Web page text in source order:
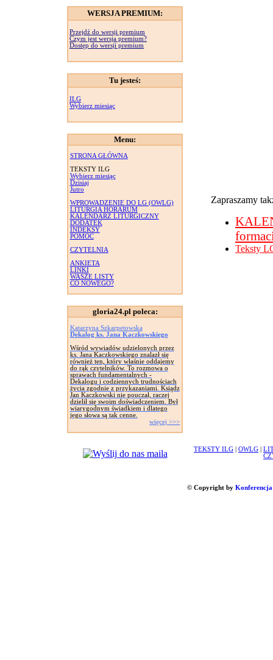
WERSJA PREMIUM:
Przejdź do wersji premium
Czym jest wersja premium?
Dostęp do wersji premium
Tu jesteś:
ILG
Wybierz miesiąc
Menu:
STRONA GŁÓWNA
TEKSTY ILG
Wybierz miesiąc
Dzisiaj
Jutro
WPROWADZENIE DO LG (OWLG)
LITURGIA HORARUM
KALENDARZ LITURGICZNY
DODATEK
INDEKSY
POMOC
CZYTELNIA
ANKIETA
LINKI
WASZE LISTY
CO NOWEGO?
gloria24.pl poleca:
Katarzyna Szkarpetowska
Dekalog ks. Jana Kaczkowskiego
Wśród wywiadów udzielonych przez
ks. Jana Kaczkowskiego znalazł się
również ten, który właśnie oddajemy
do rąk czytelników. To rozmowa o
sprawach fundamentalnych -
Dekalogu i codziennych trudnościach
życia zgodnie z przykazaniami. Ksiądz
Jan Kaczkowski nie pouczał, raczej
dzielił się swoim doświadczeniem. Był
wiarygodnym świadkiem i dlatego
jego słowa są tak cenne.
więcej >>>
Zapraszamy
Teksty
TEKSTY ILG OWLG
© Copyright by Konferencja